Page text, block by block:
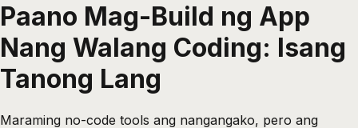
Paano Mag-Build ng App
Nang Walang Coding: Isang
Tanong Lang
Maraming no-code tools ang nangangako, pero ang